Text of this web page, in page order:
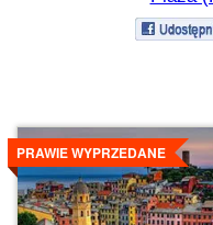
PRAWIE WYPRZEDANE
Szczegóły